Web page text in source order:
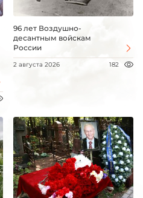
96 лет Воздушно-
десантным войскам
России
2 августа 2026 182